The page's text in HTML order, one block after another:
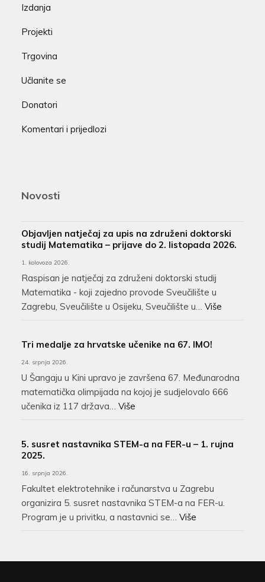
Izdanja
Projekti
Trgovina
Učlanite se
Donatori
Komentari i prijedlozi
Novosti
Objavljen natječaj za upis na združeni doktorski
studij Matematika – prijave do 2. listopada 2026.
1. kolovoza 2026.
Raspisan je natječaj za združeni doktorski studij
Matematika - koji zajedno provode Sveučilište u
Zagrebu, Sveučilište u Osijeku, Sveučilište u… Više
Tri medalje za hrvatske učenike na 67. IMO!
24. srpnja 2026.
U Šangaju u Kini upravo je završena 67. Međunarodna
matematička olimpijada na kojoj je sudjelovalo 666
učenika iz 117 država… Više
5. susret nastavnika STEM-a na FER-u – 1. rujna
2025.
16. srpnja 2026.
Fakultet elektrotehnike i računarstva u Zagrebu
organizira 5. susret nastavnika STEM-a na FER-u.
Program je u privitku, a nastavnici se… Više